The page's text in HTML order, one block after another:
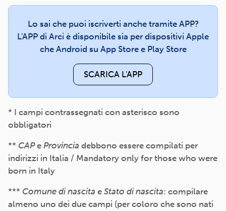
Lo sai che puoi iscriverti anche tramite APP?
L'APP di Arci è disponibile sia per dispositivi Apple
che Android su App Store e Play Store
SCARICA L'APP
* I campi contrassegnati con asterisco sono
obbligatori
** CAPe Provincia debbono essere compilati per
indirizzi in Italia / Mandatory only for those who were
born in Italy
*** Comune di nascita e Stato di nascita: compilare
almeno uno dei due campi (per coloro che sono nati